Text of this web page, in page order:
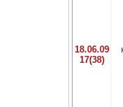
18.06.09
17(38)